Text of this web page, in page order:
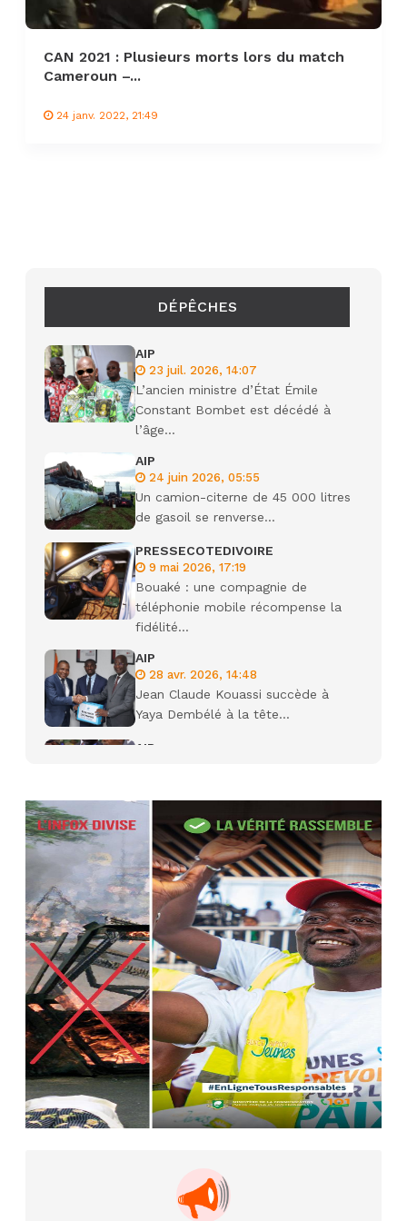
CAN 2021 : Plusieurs morts lors du match
Cameroun –...
24 janv. 2022, 21:49
DÉPÊCHES
AIP
23 juil. 2026, 14:07
L’ancien ministre d’État Émile
Constant Bombet est décédé à
l’âge...
AIP
24 juin 2026, 05:55
Un camion-citerne de 45 000 litres
de gasoil se renverse...
PRESSECOTEDIVOIRE
9 mai 2026, 17:19
Bouaké : une compagnie de
téléphonie mobile récompense la
fidélité...
AIP
28 avr. 2026, 14:48
Jean Claude Kouassi succède à
Yaya Dembélé à la tête...
AIP
Camara tué lors d’attaques...
22 avr. 2026, 16:41
Des bureaux ravagés dans un
incendie survenu à la mairie...
AIP
10 avr. 2026, 09:48
Nommé Médiateur de la
République, Gaoussou Touré prend
officiellement fonction
AIP
13 mars 2026, 10:43
Nécrologie : décès de Guillaume
Houphouët-Boigny, fils du Père
fondateur...
12ᵉ Congrès ordinaire de l’UNJCI: la
campagne électorale reprend du...